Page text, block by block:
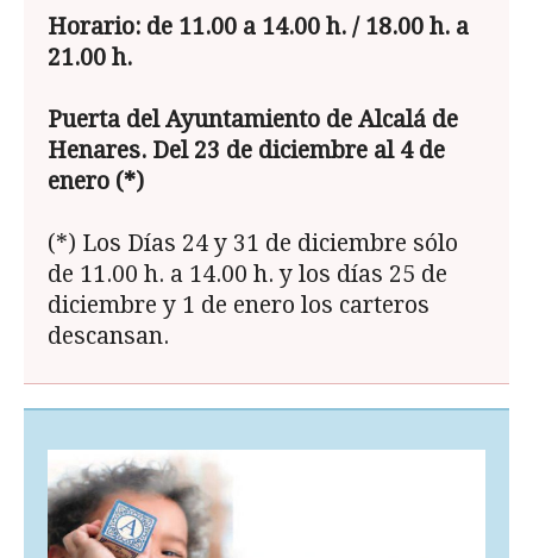
Horario: de 11.00 a 14.00 h. / 18.00 h. a
21.00 h.
Puerta del Ayuntamiento de Alcalá de
Henares. Del 23 de diciembre al 4 de
enero (*)
(*) Los Días 24 y 31 de diciembre sólo
de 11.00 h. a 14.00 h. y los días 25 de
diciembre y 1 de enero los carteros
descansan.